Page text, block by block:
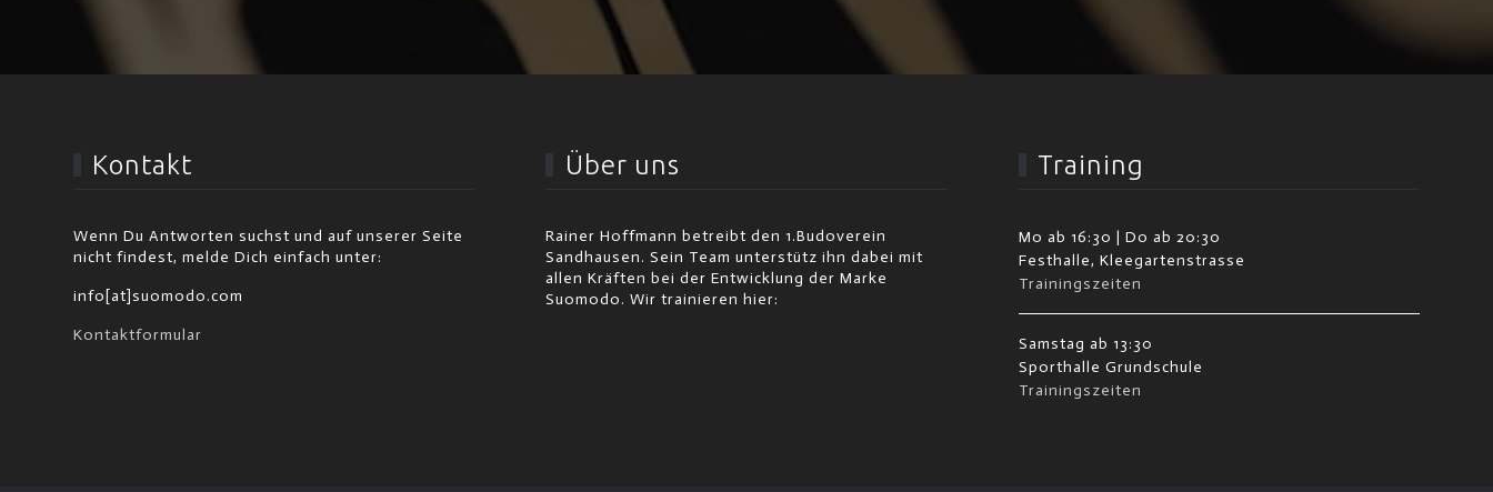
Kontakt
Wenn Du Antworten suchst und auf unserer Seite
nicht findest, melde Dich einfach unter:
info[at]suomodo.com
Kontaktformular
Über uns
Rainer Hoffmann betreibt den 1.Budoverein
Sandhausen. Sein Team unterstütz ihn dabei mit
allen Kräften bei der Entwicklung der Marke
Suomodo. Wir trainieren hier:
Training
Mo ab 16:30 | Do ab 20:30
Festhalle, Kleegartenstrasse
Trainingszeiten
Samstag ab 13:30
Sporthalle Grundschule
Trainingszeiten